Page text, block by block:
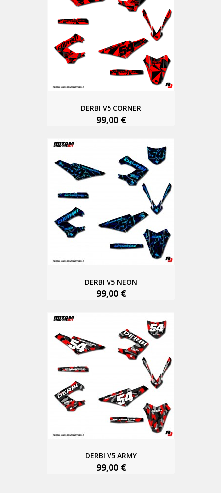
DERBI V5 CORNER
99,00 €
DERBI V5 NEON
99,00 €
DERBI V5 ARMY
99,00 €